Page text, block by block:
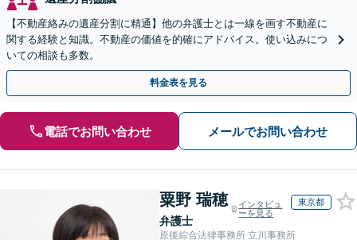
【不動産絡みの遺産分割に精通】他の弁護士とは一線を画す不動産に
関する経験と知識。不動産の価値を的確にアドバイス。使い込みにつ
いての相談も多数。
料金表を見る
電話でお問い合わせ メールでお問い合わせ
粟野 瑞穂
弁護士
インタビュ
ーを見る
東京都
原後綜合法律事務所 立川事務所